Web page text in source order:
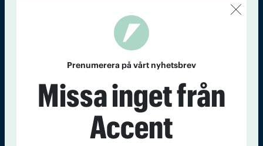
nummer av
Prenumerera på vårt nyhetsbrev
Missa inget från
Accent